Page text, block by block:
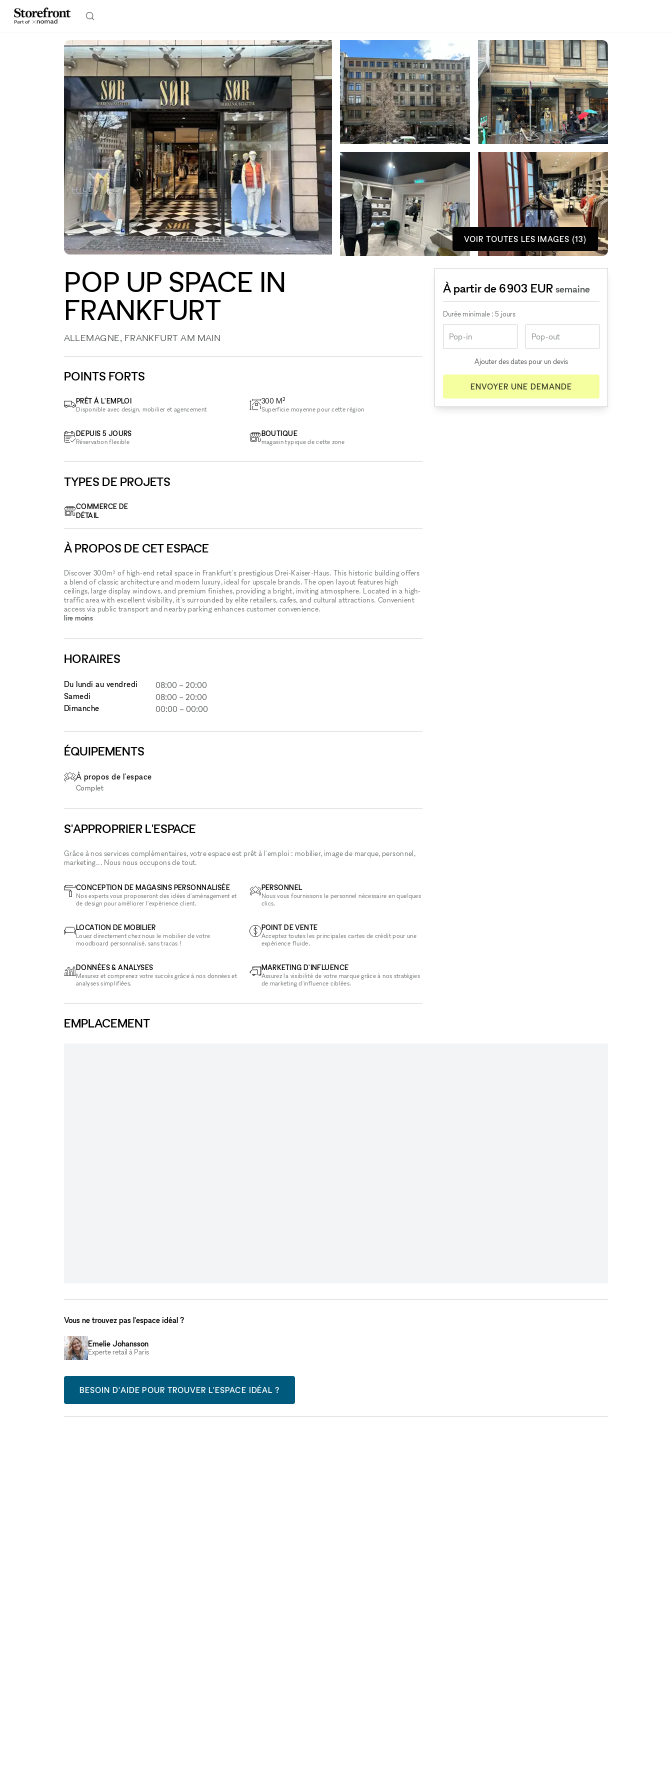
VOIR TOUTES LES IMAGES (13)
POP UP SPACE IN
FRANKFURT
ALLEMAGNE, FRANKFURT AM MAIN
POINTS FORTS
PRÊT À L'EMPLOI
Disponible avec design, mobilier et agencement
DEPUIS 5 JOURS
Réservation flexible
300 M2
Superficie moyenne pour cette région
BOUTIQUE
magasin typique de cette zone
TYPES DE PROJETS
COMMERCE DE
DÉTAIL
À PROPOS DE CET ESPACE
Discover 300m² of high-end retail space in Frankfurt's prestigious Drei-Kaiser-Haus. This historic building offers
a blend of classic architecture and modern luxury, ideal for upscale brands. The open layout features high
ceilings, large display windows, and premium finishes, providing a bright, inviting atmosphere. Located in a high-
traffic area with excellent visibility, it's surrounded by elite retailers, cafes, and cultural attractions. Convenient
access via public transport and nearby parking enhances customer convenience.
lire moins
HORAIRES
Du lundi au vendredi 08:00 –20:00
Samedi
08:00 –20:00
Dimanche
00:00 –00:00
ÉQUIPEMENTS
À propos de l'espace
Complet
S'APPROPRIER L'ESPACE
Grâce à nos services complémentaires, votre espace est prêt à l'emploi : mobilier, image de marque, personnel,
marketing... Nous nous occupons de tout.
CONCEPTION DE MAGASINS PERSONNALISÉE
Nos experts vous proposeront des idées d'aménagement et
de design pour améliorer l'expérience client.
LOCATION DE MOBILIER
Louez directement chez nous le mobilier de votre
moodboard personnalisé, sans tracas !
DONNÉES & ANALYSES
Mesurez et comprenez votre succès grâce à nos données et
analyses simplifiées.
PERSONNEL
Nous vous fournissons le personnel nécessaire en quelques
clics.
POINT DE VENTE
Acceptez toutes les principales cartes de crédit pour une
expérience fluide.
MARKETING D'INFLUENCE
Assurez la visibilité de votre marque grâce à nos stratégies
de marketing d'influence ciblées.
À partir de 6 903 EURsemaine
Durée minimale : 5 jours
Ajouter des dates pour un devis
ENVOYER UNE DEMANDE
EMPLACEMENT
Vous ne trouvez pas l'espace idéal ?
Emelie Johansson
Experte retail à Paris
BESOIN D'AIDE POUR TROUVER L'ESPACE IDÉAL ?